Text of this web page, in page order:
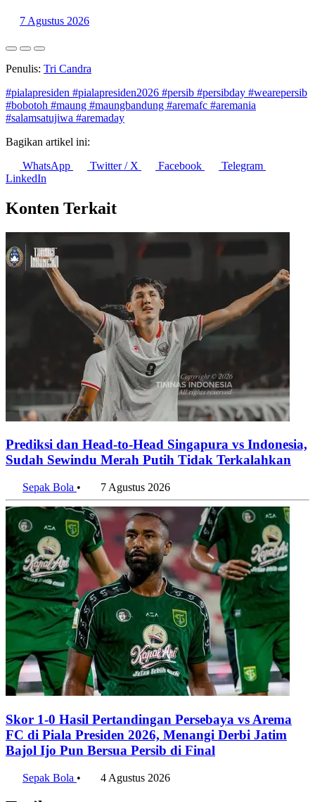
7 Agustus 2026
Penulis: Tri Candra
#pialapresiden #pialapresiden2026 #persib #persibday #wearepersib
#bobotoh #maung #maungbandung #aremafc #aremania
#salamsatujiwa #aremaday
Bagikan artikel ini:
WhatsApp
Twitter / X Facebook
Telegram
LinkedIn
Konten Terkait
Prediksi dan Head-to-Head Singapura vs Indonesia,
Sudah Sewindu Merah Putih Tidak Terkalahkan
Sepak Bola • 7 Agustus 2026
Skor 1-0 Hasil Pertandingan Persebaya vs Arema
FC di Piala Presiden 2026, Menangi Derbi Jatim
Bajol Ijo Pun Bersua Persib di Final
Sepak Bola • 4 Agustus 2026